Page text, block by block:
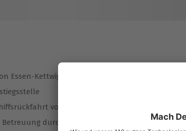
Essen-Kettwig bis Mülheim
von Mülheim nach Kettwig
Betreuung durch einen erfahrenen Guide